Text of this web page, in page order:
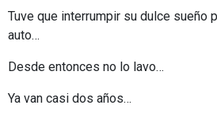
Tuve que interrumpir su dulce sueño
auto…
Desde entonces no lo lavo…
Ya van casi dos años…